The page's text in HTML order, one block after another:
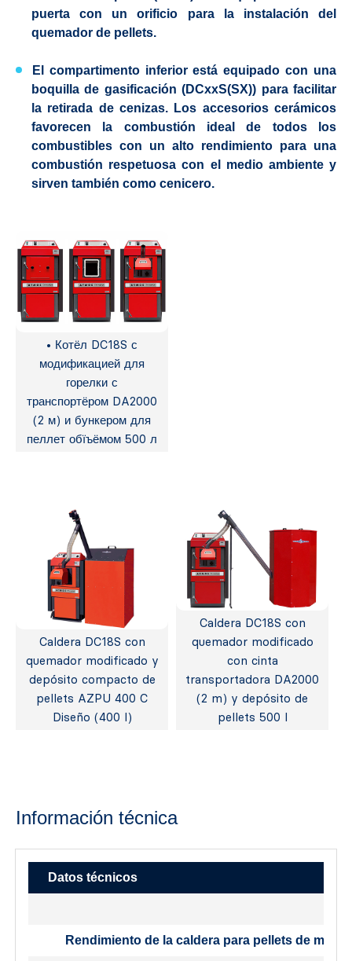
puerta con un orificio para la instalación del
quemador de pellets.
El compartimento inferior está equipado con una
boquilla de gasificación (DCxxS(SX)) para facilitar
la retirada de cenizas. Los accesorios cerámicos
favorecen la combustión ideal de todos los
combustibles con un alto rendimiento para una
combustión respetuosa con el medio ambiente y
sirven también como cenicero.
• Котёл DC18S с
модификацией для
горелки с
транспортёром DA2000
(2 м) и бункером для
пеллет обїъёмом 500 л
Caldera DC18S con
quemador modificado y
depósito compacto de
pellets AZPU 400 C
Diseño (400 l)
Caldera DC18S con
quemador modificado
con cinta
transportadora DA2000
(2 m) y depósito de
pellets 500 l
Información técnica
Datos técnicos
Rendimiento de la caldera para pellets de